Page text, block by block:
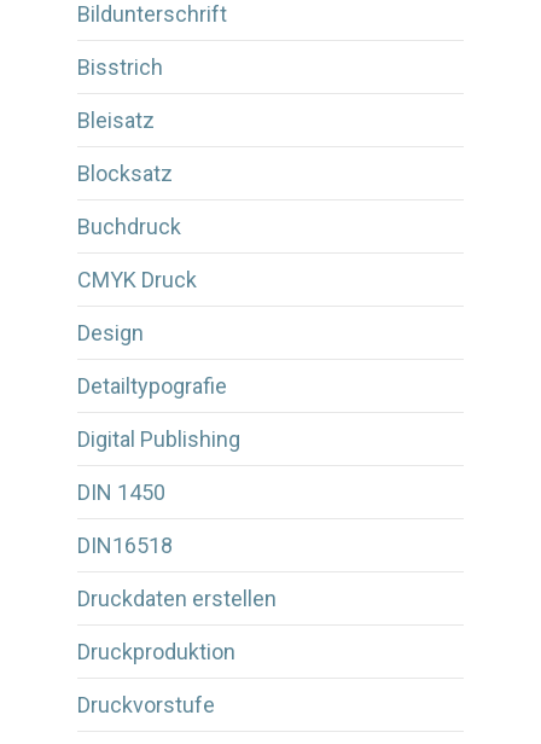
Bildunterschrift
Bisstrich
Bleisatz
Blocksatz
Buchdruck
CMYK Druck
Design
Detailtypografie
Digital Publishing
DIN 1450
DIN16518
Druckdaten erstellen
Druckproduktion
Druckvorstufe